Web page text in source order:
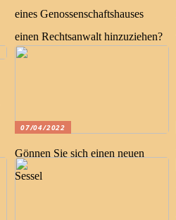
eines Genossenschaftshauses
einen Rechtsanwalt hinzuziehen?
07/04/2022
Gönnen Sie sich einen neuen
Sessel